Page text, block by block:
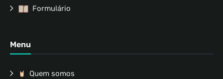
Formulário
Menu
Quem somos